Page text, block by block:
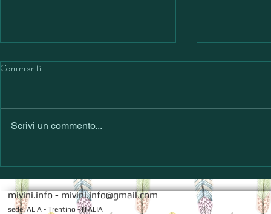
Commenti
Scrivi un commento...
mivini.info -mivini.info@gmail.com
sede: AL A - Trentino - ITALIA